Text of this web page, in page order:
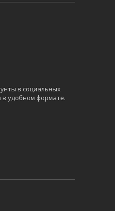
в социальных
в удобном формате.